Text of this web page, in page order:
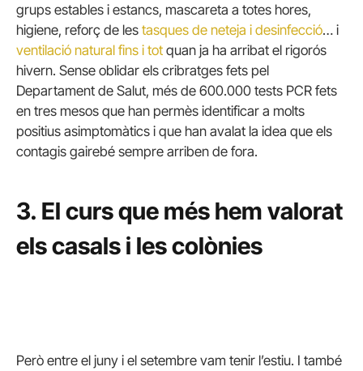
grups estables i estancs, mascareta a totes hores,
higiene, reforç de les tasques de neteja i desinfecció… i
ventilació natural fins i tot quan ja ha arribat el rigorós
hivern. Sense oblidar els cribratges fets pel
Departament de Salut, més de 600.000 tests PCR fets
en tres mesos que han permès identificar a molts
positius asimptomàtics i que han avalat la idea que els
contagis gairebé sempre arriben de fora.
3. El curs que més hem valorat
els casals i les colònies
Però entre el juny i el setembre vam tenir l’estiu. I també